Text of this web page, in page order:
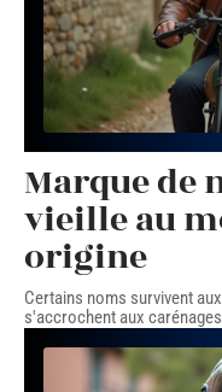
Marque de
vieille au
origine
Certains noms survivent
s'accrochent aux